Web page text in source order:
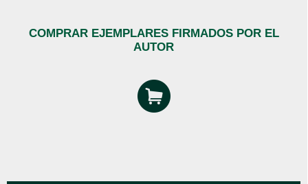
COMPRAR EJEMPLARES FIRMADOS POR EL
AUTOR